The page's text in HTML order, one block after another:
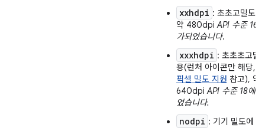
xxhdpi : 초초고밀도
약 480dpiAPI 수준 16
가되었습니다.
xxxhdpi : 초초초고밀
용(런처 아이콘만 해당,
픽셀 밀도 지원 참고), 약
640dpiAPI 수준 18에
었습니다.
nodpi : 기기 밀도에